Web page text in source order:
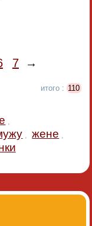
7 →
итого : 110
жене